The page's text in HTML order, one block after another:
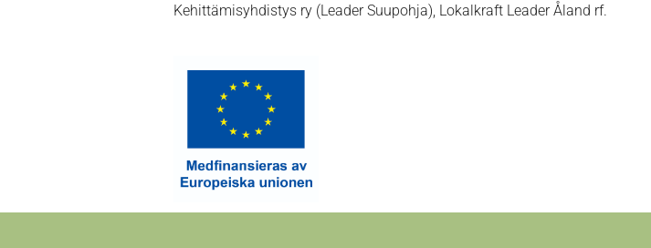
Kehittämisyhdistys ry (Leader Suupohja), Lokalkraft Leader Åland rf.